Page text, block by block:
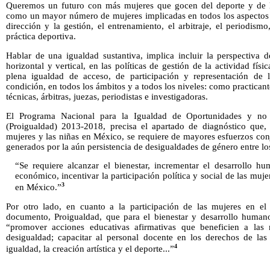
Queremos un futuro con más mujeres que gocen del deporte y
como un mayor número de mujeres implicadas en todos los
dirección y la gestión, el entrenamiento, el arbitraje, el
práctica deportiva.
Hablar de una igualdad sustantiva, implica incluir la perspectiva
horizontal y vertical, en las políticas de gestión de la actividad
plena igualdad de acceso, de participación y representación de
condición, en todos los ámbitos y a todos los niveles: como
técnicas, árbitras, juezas, periodistas e investigadoras.
El Programa Nacional para la Igualdad de Oportunidades y
(Proigualdad) 2013-2018, precisa el apartado de diagnóstico
mujeres y las niñas en México, se requiere de mayores esfuerzos
generados por la aún persistencia de desigualdades de género entre
“Se requiere alcanzar el bienestar, incrementar el desarrollo
económico, incentivar la participación política y social de las
en México.”3
Por otro lado, en cuanto a la participación de las mujeres en
documento, Proigualdad, que para el bienestar y desarrollo
“promover acciones educativas afirmativas que beneficien a
desigualdad; capacitar al personal docente en los derechos de
igualdad, la creación artística y el deporte...”4